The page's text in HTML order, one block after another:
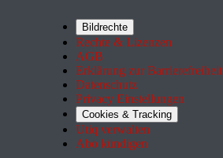
Bildrechte
Rechte & Lizenzen
AGB
Erklärung zur Barrierefreiheit
Datenschutz
Privacy Einstellungen
Cookies & Tracking
Utiq verwalten
Abo kündigen